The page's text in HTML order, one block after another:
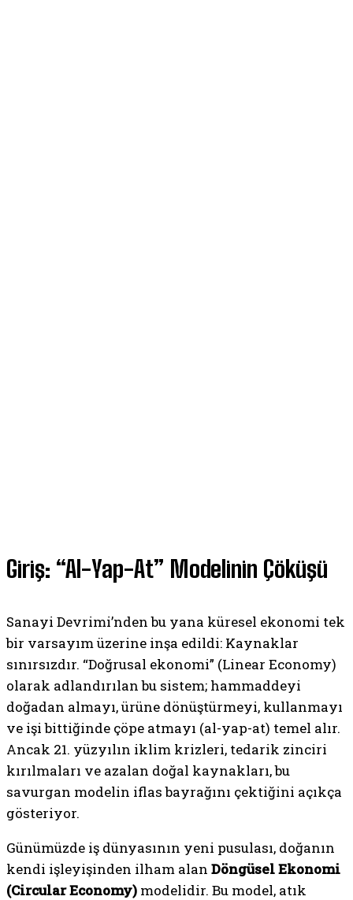
Giriş: “Al-Yap-At” Modelinin Çöküşü
Sanayi Devrimi’nden bu yana küresel ekonomi tek
bir varsayım üzerine inşa edildi: Kaynaklar
sınırsızdır. “Doğrusal ekonomi” (Linear Economy)
olarak adlandırılan bu sistem; hammaddeyi
doğadan almayı, ürüne dönüştürmeyi, kullanmayı
ve işi bittiğinde çöpe atmayı (al-yap-at) temel alır.
Ancak 21. yüzyılın iklim krizleri, tedarik zinciri
kırılmaları ve azalan doğal kaynakları, bu
savurgan modelin iflas bayrağını çektiğini açıkça
gösteriyor.
Günümüzde iş dünyasının yeni pusulası, doğanın
kendi işleyişinden ilham alan Döngüsel Ekonomi
(Circular Economy) modelidir. Bu model, atık